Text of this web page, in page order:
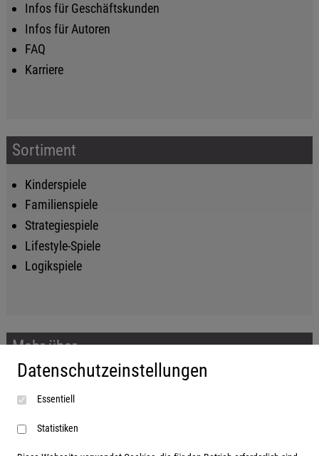
Infos für Geschäftskunden
Infos für Autoren
FAQ
Karriere
Sortiment
Kinderspiele
Familienspiele
Strategiespiele
Lifestyle-Spiele
Logikspiele
Mehr über...
Impressum
AGB
Datenschutzerklärung
Datenschutzeinstellungen
Essentiell
Statistiken